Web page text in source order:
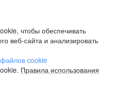
чтобы обеспечивать
веб-сайта и анализировать
cookie
Правила использования